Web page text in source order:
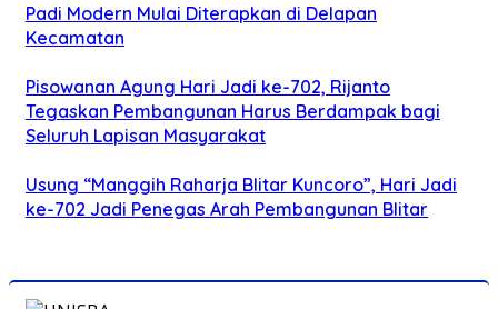
Padi Modern Mulai Diterapkan di Delapan
Kecamatan
Pisowanan Agung Hari Jadi ke-702, Rijanto
Tegaskan Pembangunan Harus Berdampak bagi
Seluruh Lapisan Masyarakat
Usung “Manggih Raharja Blitar Kuncoro”, Hari Jadi
ke-702 Jadi Penegas Arah Pembangunan Blitar